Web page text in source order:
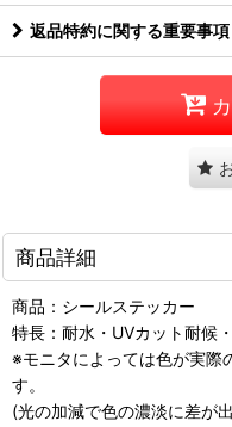
返品特約に関する重要事項
商品詳細
商品：シールステッカー
特長：耐水・UVカット耐候
※モニタによっては色が実際
す。
(光の加減で色の濃淡に差が